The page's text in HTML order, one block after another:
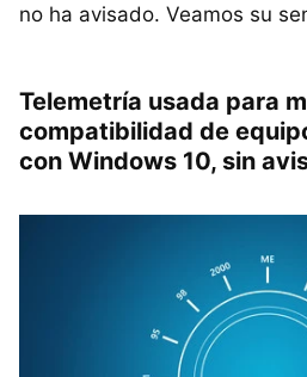
no ha avisado. Veamos su
Telemetría usada para
compatibilidad de
con Windows 10, sin